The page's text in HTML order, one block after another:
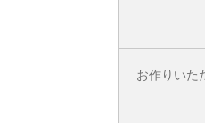
お作りいた